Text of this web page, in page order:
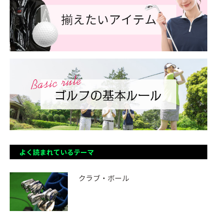
よく読まれているテーマ
クラブ・ボール